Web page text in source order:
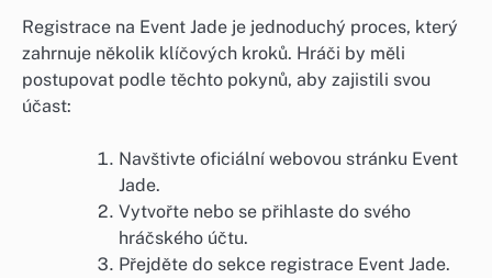
Registrace na Event Jade je jednoduchý proces, který
zahrnuje několik klíčových kroků. Hráči by měli
postupovat podle těchto pokynů, aby zajistili svou
účast:
Navštivte oficiální webovou stránku Event
Jade.
Vytvořte nebo se přihlaste do svého
hráčského účtu.
Přejděte do sekce registrace Event Jade.